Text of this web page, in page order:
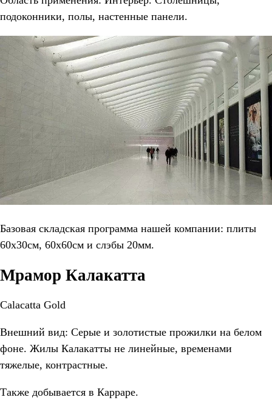
подоконники, полы, настенные панели.
Базовая складская программа нашей компании: плиты
60х30см, 60х60см и слэбы 20мм.
Мрамор Калакатта
Calacatta Gold
Внешний вид: Серые и золотистые прожилки на белом
фоне. Жилы Калакатты не линейные, временами
тяжелые, контрастные.
Также добывается в Карраре.